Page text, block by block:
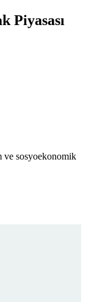
Piyasası
ve sosyoekonomik